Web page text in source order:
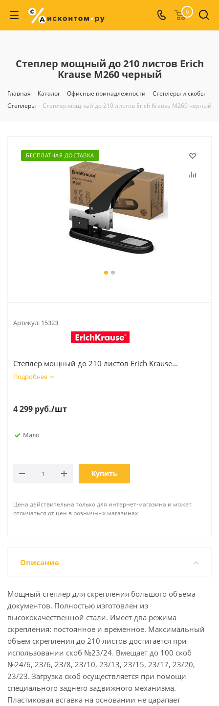
0
Степлер мощный до 210 листов Erich
Krause M260 черный
Главная - Каталог - Офисные принадлежности - Степлеры и скобы -
Степлеры - Степлер мощный до 210 листов Erich Krause M260 черный
БЕСПЛАТНАЯ ДОСТАВКА
Артикул: 15323
Степлер мощный до 210 листов Erich Krause...
Подробнее
4 299 руб./шт
Мало
Купить
Цена действительна только для интернет-магазина и может
отличаться от цен в розничных магазинах
Описание
Мощный степлер для скрепления большого объема
документов. Полностью изготовлен из
высококачественной стали. Имеет два режима
скрепления: постоянное и временное. Максимальный
объем скрепления до 210 листов достигается при
использовании скоб №23/24. Вмещает до 100 скоб
№24/6, 23/6, 23/8, 23/10, 23/13, 23/15, 23/17, 23/20,
23/23. Загрузка скоб осуществляется при помощи
специального заднего задвижного механизма.
Пластиковая вставка на основании не царапает